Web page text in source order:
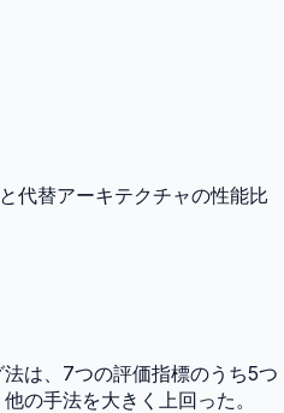
代替アーキテクチャの性能比
は、7つの評価指標のうち5つ
の手法を大きく上回った。